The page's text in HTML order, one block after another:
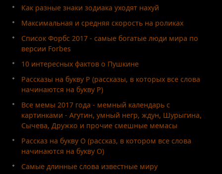
Как разные знаки зодиака уходят нахуй
Максимальная и средняя скорость на роликах
Список Форбс 2017 - самые богатые люди мира по
версии Forbes
10 интересных фактов о Пушкине
Рассказы на букву Р (рассказы, в которых все слова
начинаются на букву Р)
Все мемы 2017 года - мемный календарь с
картинками - Агутин, умный негр, ждун, Шурыгина,
Сычева, Дружко и прочие смешные мемасы
Рассказ на букву О (рассказ, в котором все слова
начинаются на букву О)
Самые длинные слова известные миру